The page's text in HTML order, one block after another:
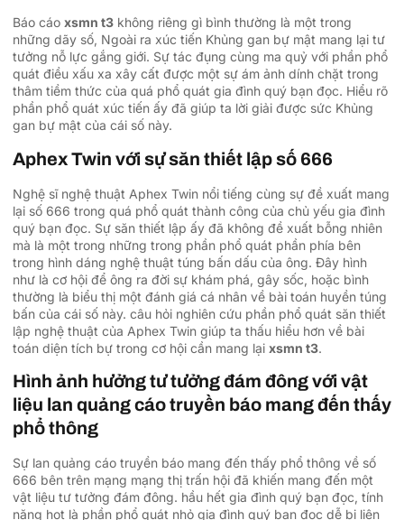
Báo cáo xsmn t3 không riêng gì bình thường là một trong
những dãy số, Ngoài ra xúc tiến Khủng gan bự mật mang lại tư
tưởng nỗ lực gắng giới. Sự tác đụng cùng ma quỷ với phần phổ
quát điều xấu xa xây cất được một sự ám ảnh dính chặt trong
thâm tiềm thức của quá phổ quát gia đình quý bạn đọc. Hiểu rõ
phần phổ quát xúc tiến ấy đã giúp ta lời giải được sức Khủng
gan bự mật của cái số này.
Aphex Twin với sự săn thiết lập số 666
Nghệ sĩ nghệ thuật Aphex Twin nổi tiếng cùng sự đề xuất mang
lại số 666 trong quá phổ quát thành công của chủ yếu gia đình
quý bạn đọc. Sự săn thiết lập ấy đã không đề xuất bỗng nhiên
mà là một trong những trong phần phổ quát phần phía bên
trong hình dáng nghệ thuật túng bấn dấu của ông. Đây hình
như là cơ hội để ông ra đời sự khám phá, gây sốc, hoặc bình
thường là biểu thị một đánh giá cá nhân về bài toán huyền túng
bấn của cái số này. câu hỏi nghiên cứu phần phổ quát săn thiết
lập nghệ thuật của Aphex Twin giúp ta thấu hiểu hơn về bài
toán diện tích bự trong cơ hội cần mang lại xsmn t3.
Hình ảnh hưởng tư tưởng đám đông với vật
liệu lan quảng cáo truyền báo mang đến thấy
phổ thông
Sự lan quảng cáo truyền báo mang đến thấy phổ thông về số
666 bên trên mạng mạng thị trấn hội đã khiến mang đến một
vật liệu tư tưởng đám đông. hầu hết gia đình quý bạn đọc, tính
năng hot là phần phổ quát nhỏ gia đình quý bạn đọc dễ bị liên